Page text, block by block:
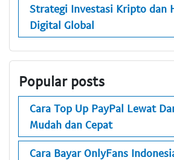
Strategi Investasi Kripto dan
Digital Global
Popular posts
Cara Top Up PayPal Lewat
Mudah dan Cepat
Cara Bayar OnlyFans